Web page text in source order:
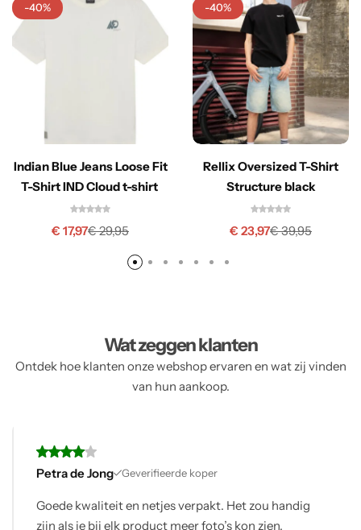
-40%
Indian Blue Jeans Loose Fit
T-Shirt IND Cloud t-shirt
€29,95
€ 17,97
-40%
Rellix Oversized T-Shirt
Structure black
€39,95
€ 23,97
Wat zeggen klanten
Ontdek hoe klanten onze webshop ervaren en wat zij vinden
van hun aankoop.
Petra de Jong Geverifieerde koper
Goede kwaliteit en netjes verpakt. Het zou handig
zijn als je bij elk product meer foto’s kon zien.